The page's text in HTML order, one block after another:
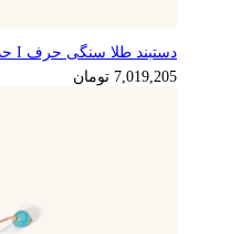
1,754,801 تومان
دستبند طلا سنگی حرف I حدید تیره
7,019,205 تومان